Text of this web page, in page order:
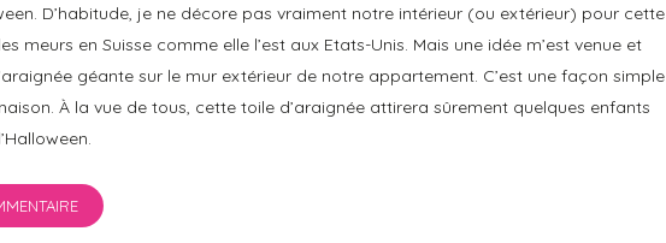
D’habitude, je ne décore pas vraiment notre intérieur (ou extérieur) pour cette
meurs en Suisse comme elle l’est aux Etats-Unis. Mais une idée m’est venue et
géante sur le mur extérieur de notre appartement. C’est une façon simple
À la vue de tous, cette toile d’araignée attirera sûrement quelques enfants